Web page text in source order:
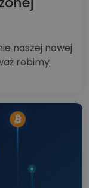
naszej nowej
robimy